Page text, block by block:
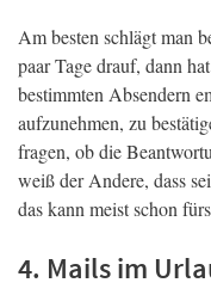
Am besten schlägt man
paar Tage drauf, dann
bestimmten Absendern
aufzunehmen, zu
fragen, ob die
weiß der Andere, dass
das kann meist schon
4. Mails im